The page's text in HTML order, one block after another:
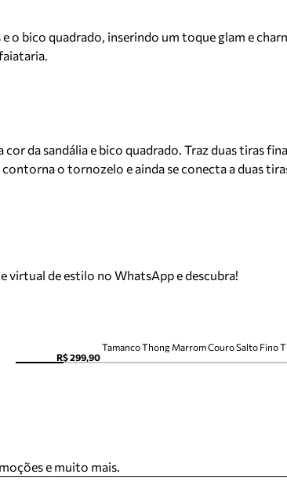
o bico quadrado, inserindo um toque glam e
da sandália e bico quadrado. Traz duas tiras
o tornozelo e ainda se conecta a duas
virtual de estilo no WhatsApp e descubra!
R$ 299,90
Tamanco Thong Marrom Couro Salto Fino
e muito mais.